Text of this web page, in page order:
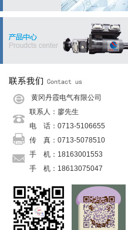
黄冈丹霞电气有限公司
联系人：廖先生
电 话：0713-5106655
传 真：0713-5078510
手 机：18163001553
手 机： 18613075047
18271533530
传 真：0713-5078510
邮 箱：
网 址：